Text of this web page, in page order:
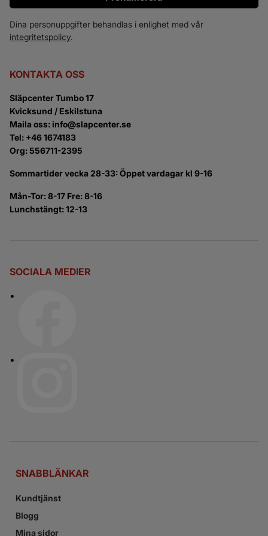
Dina personuppgifter behandlas i enlighet med vår
integritetspolicy.
KONTAKTA OSS
Släpcenter Tumbo 17
Kvicksund / Eskilstuna
Maila oss: info@slapcenter.se
Tel: +46 1674183
Org: 556711-2395
Sommartider vecka 28-33: Öppet vardagar kl 9-16
Mån-Tor: 8-17 Fre: 8-16
Lunchstängt: 12-13
SOCIALA MEDIER
SNABBLÄNKAR
Kundtjänst
Blogg
Mina sidor